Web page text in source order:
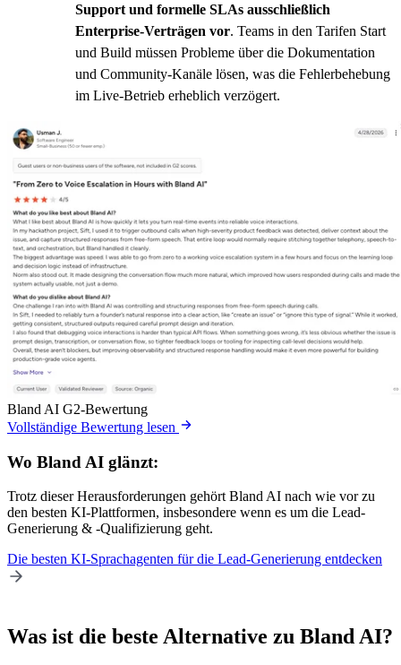
Support und formelle SLAs ausschließlich
Enterprise-Verträgen vor. Teams in den Tarifen Start
und Build müssen Probleme über die Dokumentation
und Community-Kanäle lösen, was die Fehlerbehebung
im Live-Betrieb erheblich verzögert.
Bland AI G2-Bewertung
Vollständige Bewertung lesen
Wo Bland AI glänzt:
Trotz dieser Herausforderungen gehört Bland AI nach wie vor zu
den besten KI-Plattformen, insbesondere wenn es um die Lead-
Generierung & -Qualifizierung geht.
Die besten KI-Sprachagenten für die Lead-Generierung entdecken
Was ist die beste Alternative zu Bland AI?